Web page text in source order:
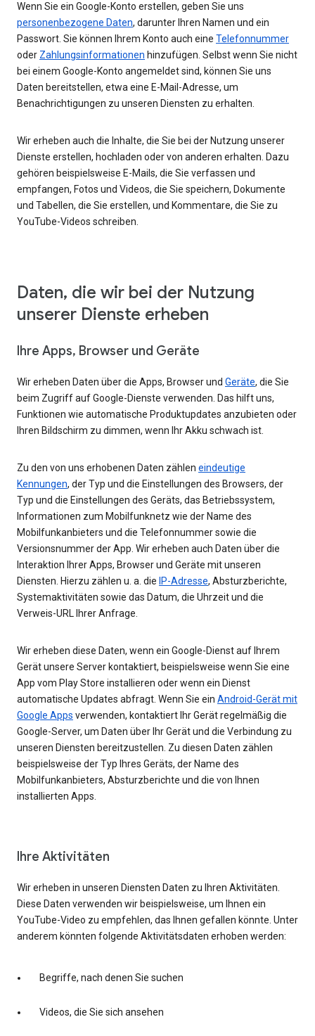
Wenn Sie ein Google-Konto erstellen, geben Sie uns
personenbezogene Daten, darunter Ihren Namen und ein
Passwort. Sie können Ihrem Konto auch eine Telefonnummer
oder Zahlungsinformationen hinzufügen. Selbst wenn Sie nicht
bei einem Google-Konto angemeldet sind, können Sie uns
Daten bereitstellen, etwa eine E-Mail-Adresse, um
Benachrichtigungen zu unseren Diensten zu erhalten.
Wir erheben auch die Inhalte, die Sie bei der Nutzung unserer
Dienste erstellen, hochladen oder von anderen erhalten. Dazu
gehören beispielsweise E-Mails, die Sie verfassen und
empfangen, Fotos und Videos, die Sie speichern, Dokumente
und Tabellen, die Sie erstellen, und Kommentare, die Sie zu
YouTube-Videos schreiben.
Daten, die wir bei der Nutzung
unserer Dienste erheben
Ihre Apps, Browser und Geräte
Wir erheben Daten über die Apps, Browser und Geräte, die Sie
beim Zugriff auf Google-Dienste verwenden. Das hilft uns,
Funktionen wie automatische Produktupdates anzubieten oder
Ihren Bildschirm zu dimmen, wenn Ihr Akku schwach ist.
Zu den von uns erhobenen Daten zählen eindeutige
Kennungen, der Typ und die Einstellungen des Browsers, der
Typ und die Einstellungen des Geräts, das Betriebssystem,
Informationen zum Mobilfunknetz wie der Name des
Mobilfunkanbieters und die Telefonnummer sowie die
Versionsnummer der App. Wir erheben auch Daten über die
Interaktion Ihrer Apps, Browser und Geräte mit unseren
Diensten. Hierzu zählen u. a. die IP-Adresse, Absturzberichte,
Systemaktivitäten sowie das Datum, die Uhrzeit und die
Verweis-URL Ihrer Anfrage.
Wir erheben diese Daten, wenn ein Google-Dienst auf Ihrem
Gerät unsere Server kontaktiert, beispielsweise wenn Sie eine
App vom Play Store installieren oder wenn ein Dienst
automatische Updates abfragt. Wenn Sie ein Android-Gerät mit
Google Apps verwenden, kontaktiert Ihr Gerät regelmäßig die
Google-Server, um Daten über Ihr Gerät und die Verbindung zu
unseren Diensten bereitzustellen. Zu diesen Daten zählen
beispielsweise der Typ Ihres Geräts, der Name des
Mobilfunkanbieters, Absturzberichte und die von Ihnen
installierten Apps.
Ihre Aktivitäten
Wir erheben in unseren Diensten Daten zu Ihren Aktivitäten.
Diese Daten verwenden wir beispielsweise, um Ihnen ein
YouTube-Video zu empfehlen, das Ihnen gefallen könnte. Unter
anderem könnten folgende Aktivitätsdaten erhoben werden:
Begriffe, nach denen Sie suchen
Videos, die Sie sich ansehen